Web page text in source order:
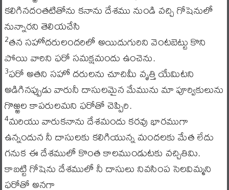
కలిగినదంతటితోను కనాను దేశము నుండి వచ్చి గోషెనులో
నున్నారని తెలియచేసి
2తన సహోదరులందరిలో అయిదుగురిని వెంటబెట్టు కొని
పోయి వారిని ఫరో సమక్షమందు ఉంచెను.
3ఫరో అతని సహో దరులను చూచిమీ వృత్తి యేమిటని
అడిగినప్పుడు వారునీ దాసులమైన మేమును మా పూర్వికులును
గొఱ్ఱల కాపరులమని ఫరోతో చెప్పిరి.
4మరియు వారుకనాను దేశమందు కరవు భారముగా
ఉన్నందున నీ దాసులకు కలిగియున్న మందలకు మేత లేదు
గనుక ఈ దేశములో కొంత కాలముండుటకు వచ్చితివిు.
కాబట్టి గోషెను దేశములో నీ దాసులు నివసింప సెలవిమ్మని
ఫరోతో అనగా